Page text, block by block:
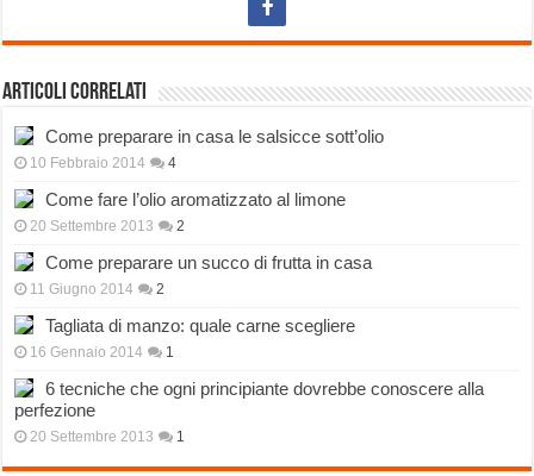
Articoli correlati
Come preparare in casa le salsicce sott’olio
10 Febbraio 2014 4
Come fare l’olio aromatizzato al limone
20 Settembre 2013 2
Come preparare un succo di frutta in casa
11 Giugno 2014 2
Tagliata di manzo: quale carne scegliere
16 Gennaio 2014 1
6 tecniche che ogni principiante dovrebbe conoscere alla
perfezione
20 Settembre 2013 1